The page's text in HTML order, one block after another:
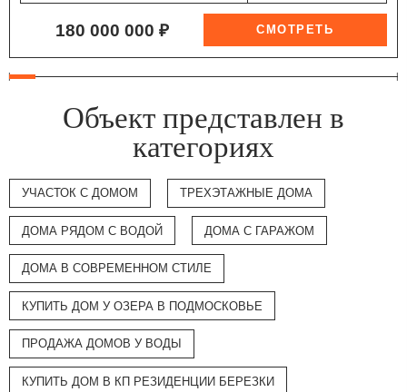
180 000 000 ₽
Объект представлен в
категориях
УЧАСТОК С ДОМОМ ТРЕХЭТАЖНЫЕ ДОМА
ДОМА РЯДОМ С ВОДОЙ ДОМА С ГАРАЖОМ
ДОМА В СОВРЕМЕННОМ СТИЛЕ
КУПИТЬ ДОМ У ОЗЕРА В ПОДМОСКОВЬЕ
ПРОДАЖА ДОМОВ У ВОДЫ
КУПИТЬ ДОМ В КП РЕЗИДЕНЦИИ БЕРЕЗКИ